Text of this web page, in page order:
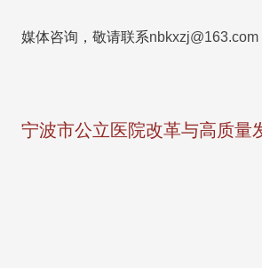
媒体咨询，敬请联系nbkxzj@163.com
宁波市公立医院改革与高质量